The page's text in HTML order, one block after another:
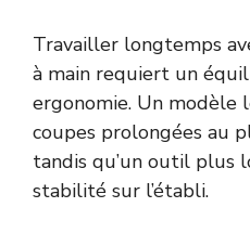
Travailler longtemps
à main requiert un
ergonomie. Un modèle
coupes prolongées au
tandis qu’un outil plus
stabilité sur l’établi.